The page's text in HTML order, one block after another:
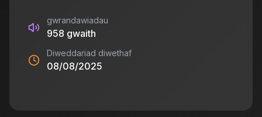
gwrandawiadau
958 gwaith
Diweddariad diwethaf
08/08/2025